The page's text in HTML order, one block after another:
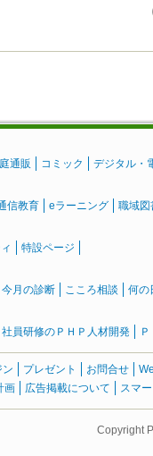
通販 コミック デジタル・
信教育 eラーニング 職域図
特設ページ
今月の診断 こころ相談 何の
社員研修のＰＨＰ人材開発
ン プレゼント お問合せ
画 広告掲載について スマ
Copyright